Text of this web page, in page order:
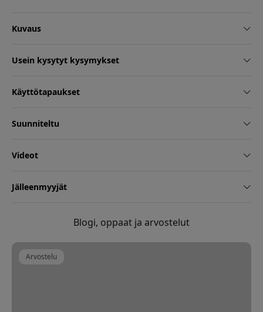
Kuvaus
Usein kysytyt kysymykset
Käyttötapaukset
Suunniteltu
Videot
Jälleenmyyjät
Blogi, oppaat ja arvostelut
Arvostelu